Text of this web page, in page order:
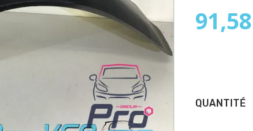
QUANTITÉ